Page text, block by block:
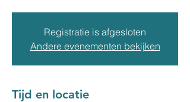
Registratie is afgesloten
Andere evenementen bekijken
Tijd en locatie